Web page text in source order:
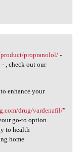
propranolol/-
, check out our
enhance your
drug/vardenafil/"
go-to option.
to health
home.